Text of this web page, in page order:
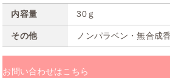
内容量 30ｇ
その他 ノンパラベン・無合成
お問い合わせはこちら